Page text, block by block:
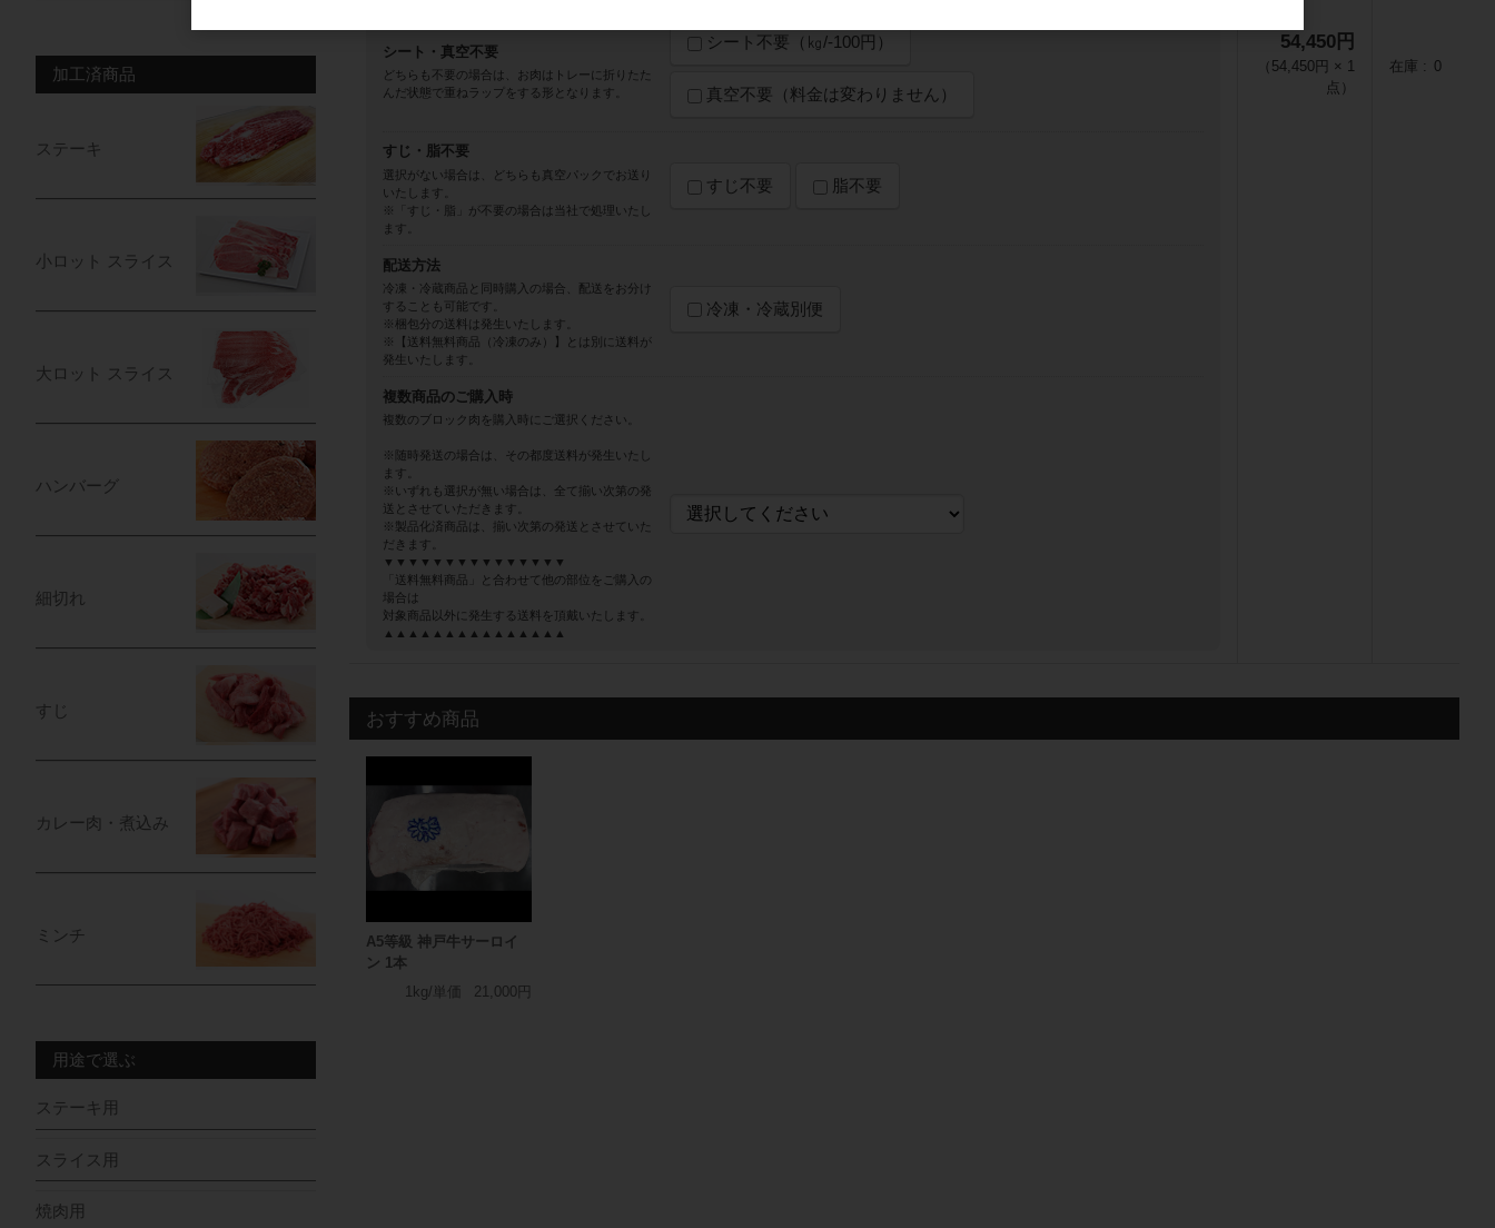
シート・真空不要
どちらも不要の場合は、お肉はトレーに折りたた
んだ状態で重ねラップをする形となります。
シート不要（㎏/-100円）
真空不要（料金は変わりません）
すじ・脂不要
選択がない場合は、どちらも真空パックでお送り
いたします。
※「すじ・脂」が不要の場合は当社で処理いたし
ます。
すじ不要 脂不要
配送方法
冷凍・冷蔵商品と同時購入の場合、配送をお分け
することも可能です。
※梱包分の送料は発生いたします。
※【送料無料商品（冷凍のみ）】とは別に送料が
発生いたします。
冷凍・冷蔵別便
複数商品のご購入時
複数のブロック肉を購入時にご選択ください。
※随時発送の場合は、その都度送料が発生いたし
ます。
※いずれも選択が無い場合は、全て揃い次第の発
送とさせていただきます。
※製品化済商品は、揃い次第の発送とさせていた
だきます。
▼▼▼▼▼▼▼▼▼▼▼▼▼▼▼
「送料無料商品」と合わせて他の部位をご購入の
場合は
対象商品以外に発生する送料を頂戴いたします。
▲▲▲▲▲▲▲▲▲▲▲▲▲▲▲
54,450円
（ 54,450円 × 1
点 ）
在庫 0
おすすめ商品
A5等級 神戸牛サーロイ
ン 1本
1kg/単価
21,000円
加工済商品
ステーキ
小ロット スライス
大ロット スライス
ハンバーグ
細切れ
すじ
カレー肉・煮込み
ミンチ
用途で選ぶ
ステーキ用
スライス用
焼肉用